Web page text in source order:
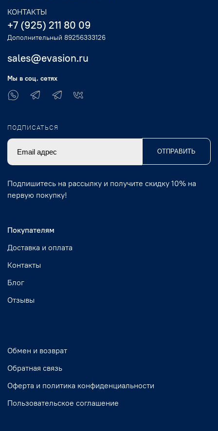
Покупателям
Доставка и оплата
Контакты
Блог
Отзывы
Обмен и возврат
Обратная связь
Оферта и политика конфиденциальности
Пользовательское соглашение
КОНТАКТЫ
+7 (925) 211 80 09
Дополнительный 89256333126
sales@evasion.ru
Мы в соц. сетях
ПОДПИСАТЬСЯ
ОТПРАВИТЬ
Подпишитесь на рассылку и получите скидку 10% на
первую покупку!